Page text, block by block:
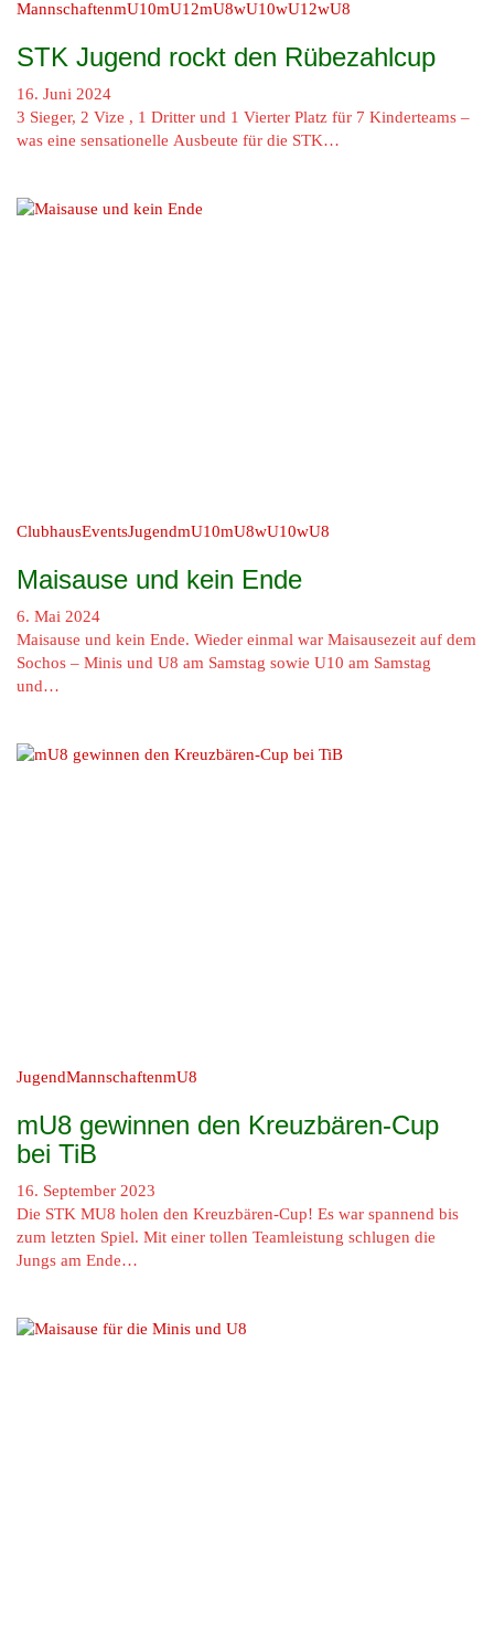
MannschaftenmU10mU12mU8wU10wU12wU8
STK Jugend rockt den Rübezahlcup
16. Juni 2024
3 Sieger, 2 Vize , 1 Dritter und 1 Vierter Platz für 7 Kinderteams –
was eine sensationelle Ausbeute für die STK…
ClubhausEventsJugendmU10mU8wU10wU8
Maisause und kein Ende
6. Mai 2024
Maisause und kein Ende. Wieder einmal war Maisausezeit auf dem
Sochos – Minis und U8 am Samstag sowie U10 am Samstag
und…
JugendMannschaftenmU8
mU8 gewinnen den Kreuzbären-Cup
bei TiB
16. September 2023
Die STK MU8 holen den Kreuzbären-Cup! Es war spannend bis
zum letzten Spiel. Mit einer tollen Teamleistung schlugen die
Jungs am Ende…